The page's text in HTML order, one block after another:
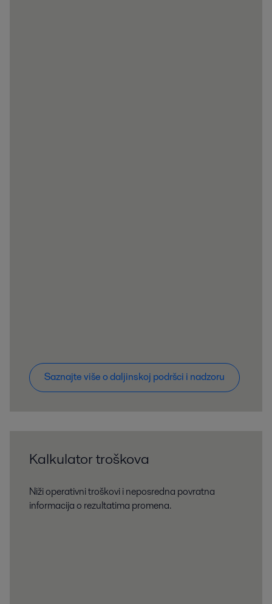
Saznajte više o daljinskoj podršci i nadzoru
Kalkulator troškova
Niži operativni troškovi i neposredna povratna
informacija o rezultatima promena.